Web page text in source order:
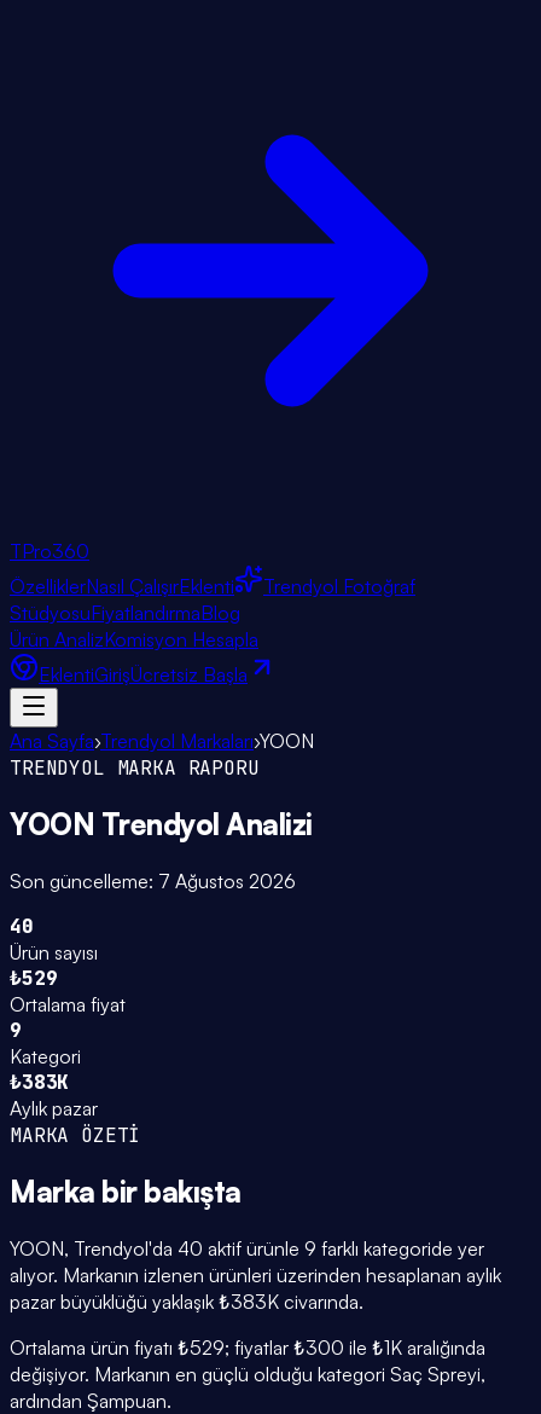
TPro360
ÖzelliklerNasıl ÇalışırEklenti
Trendyol Fotoğraf
StüdyosuFiyatlandırmaBlog
Ürün AnalizKomisyon Hesapla
EklentiGirişÜcretsiz Başla
Ana Sayfa›Trendyol Markaları›YOON
TRENDYOL MARKA RAPORU
YOON Trendyol Analizi
Son güncelleme: 7 Ağustos 2026
40
Ürün sayısı
₺529
Ortalama fiyat
9
Kategori
₺383K
Aylık pazar
MARKA ÖZETİ
Marka bir bakışta
YOON, Trendyol'da 40 aktif ürünle 9 farklı kategoride yer
alıyor. Markanın izlenen ürünleri üzerinden hesaplanan aylık
pazar büyüklüğü yaklaşık ₺383K civarında.
Ortalama ürün fiyatı ₺529; fiyatlar ₺300 ile ₺1K aralığında
değişiyor. Markanın en güçlü olduğu kategori Saç Spreyi,
ardından Şampuan.